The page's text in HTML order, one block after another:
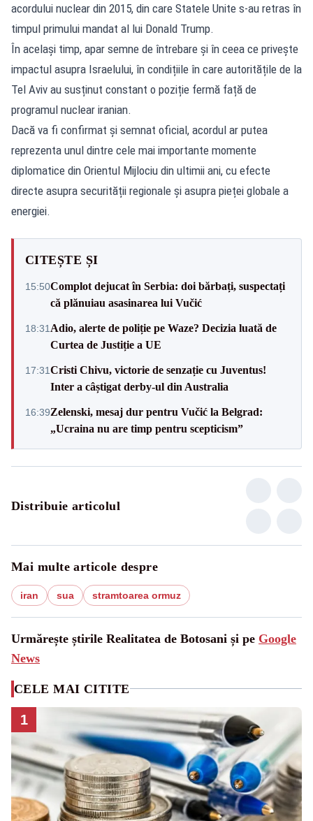
acordului nuclear din 2015, din care Statele Unite s-au retras în
timpul primului mandat al lui Donald Trump.
În același timp, apar semne de întrebare și în ceea ce privește
impactul asupra Israelului, în condițiile în care autoritățile de la
Tel Aviv au susținut constant o poziție fermă față de
programul nuclear iranian.
Dacă va fi confirmat și semnat oficial, acordul ar putea
reprezenta unul dintre cele mai importante momente
diplomatice din Orientul Mijlociu din ultimii ani, cu efecte
directe asupra securității regionale și asupra pieței globale a
energiei.
CITEȘTE ȘI
15:50Complot dejucat în Serbia: doi bărbați, suspectați
că plănuiau asasinarea lui Vučić
18:31 Adio, alerte de poliție pe Waze? Decizia luată de
Curtea de Justiție a UE
17:31Cristi Chivu, victorie de senzație cu Juventus!
Inter a câștigat derby-ul din Australia
16:39Zelenski, mesaj dur pentru Vučić la Belgrad:
„Ucraina nu are timp pentru scepticism”
Distribuie articolul
Mai multe articole despre
iran sua stramtoarea ormuz
Urmărește știrile Realitatea de Botosani și pe Google
News
CELE MAI CITITE
1